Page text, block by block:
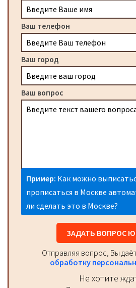
Ваш телефон
Ваш город
Ваш вопрос
Пример: Как можно
прописаться в Москве
ли сделать это в Москве?
ЗАДАТЬ ВОПРОС
Отправляя вопрос, Вы
обработку
Не хотите